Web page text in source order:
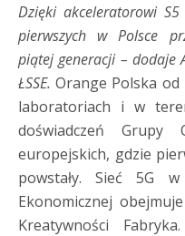
Dzięki akceleratorowi
pierwszych w Polsce
piątej generacji – dodaje
ŁSSE.Orange Polska
laboratoriach i w
doświadczeń
europejskich, gdzie
powstały. Sieć 5G
Ekonomicznej
Kreatywności Fabryka.